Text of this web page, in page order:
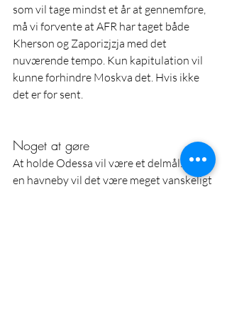
som vil tage mindst et år at gennemføre,
må vi forvente at AFR har taget både
Kherson og Zaporizjzja med det
nuværende tempo. Kun kapitulation vil
kunne forhindre Moskva det. Hvis ikke
det er for sent.
Noget at gøre
At holde Odessa vil være et delmål. Uden
en havneby vil det være meget vanskeligt